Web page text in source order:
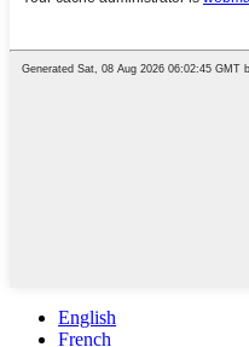
English
French